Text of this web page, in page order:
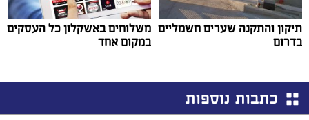
תיקון והתקנה שערים חשמליים
בדרום
משלוחים באשקלון כל העסקים
במקום אחד
כתבות נוספות